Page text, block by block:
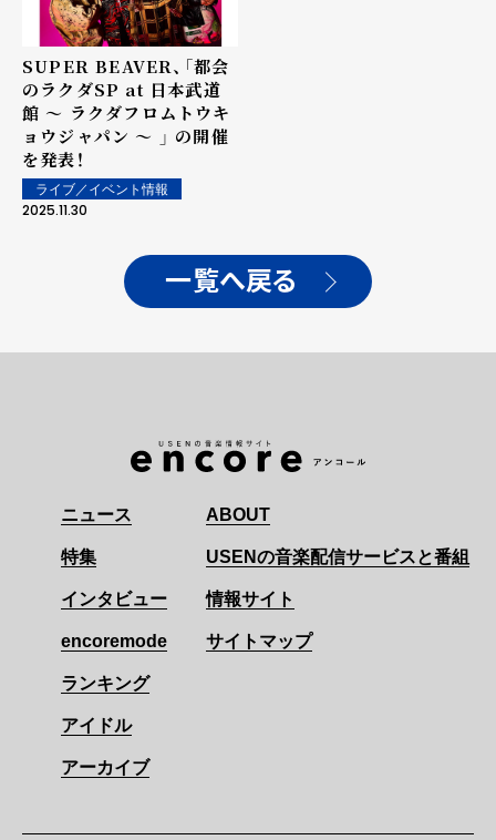
SUPER BEAVER、「都会
のラクダSP at 日本武道
館 ～ ラクダフロムトウキ
ョウジャパン ～ 」 の開催
を発表！
ライブ／イベント情報
2025.11.30
一覧へ戻る
ニュース
特集
インタビュー
encoremode
ランキング
アイドル
アーカイブ
ABOUT
USENの音楽配信サービスと番組
情報サイト
サイトマップ